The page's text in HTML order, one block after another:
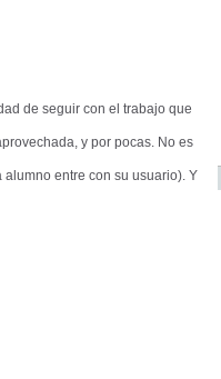
de seguir con el trabajo que
y por pocas. No es
entre con su usuario). Y